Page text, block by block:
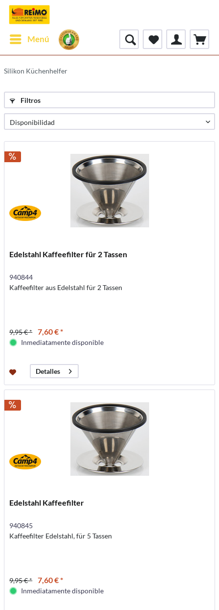
Menú
Silikon Küchenhelfer
Filtros
Edelstahl Kaffeefilter für 2 Tassen
940844
Kaffeefilter aus Edelstahl für 2 Tassen
9,95 € * 7,60 € *
Inmediatamente disponible
Detalles
Edelstahl Kaffeefilter
940845
Kaffeefilter Edelstahl, für 5 Tassen
9,95 € * 7,60 € *
Inmediatamente disponible